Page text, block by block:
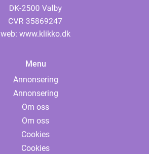
web: www.klikko.dk
Menu
Annonsering
Annonsering
Om oss
Om oss
Cookies
Cookies